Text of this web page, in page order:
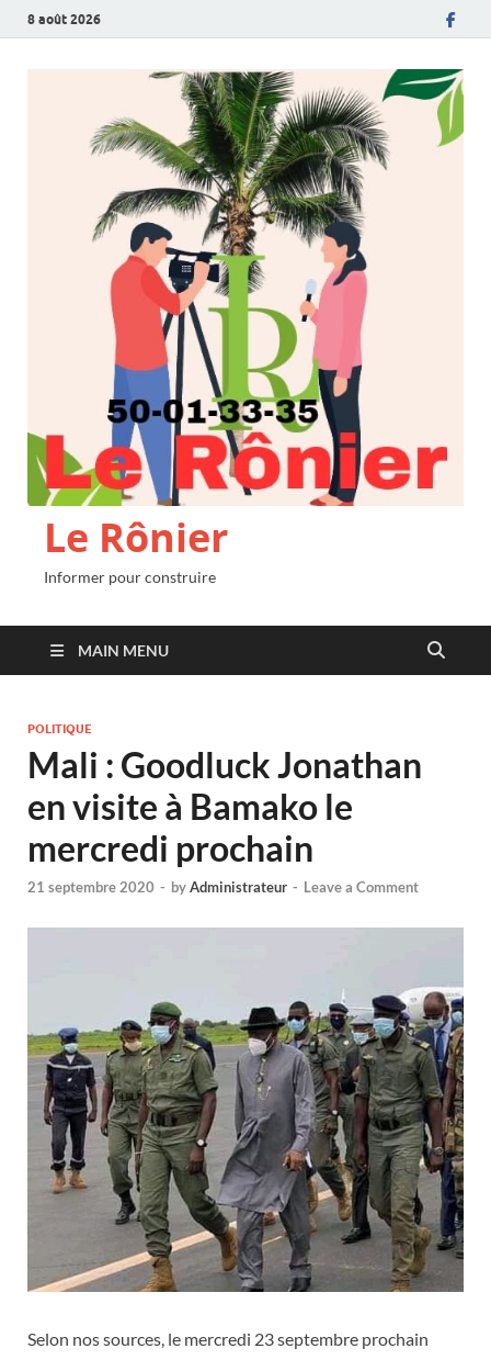
8 août 2026
Le Rônier
Informer pour construire
MAIN MENU
POLITIQUE
Mali : Goodluck Jonathan
en visite à Bamako le
mercredi prochain
21 septembre 2020 - byAdministrateur - Leave a Comment
Selon nos sources, le mercredi 23 septembre prochain